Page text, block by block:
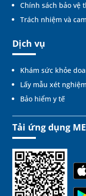
Chính sách bảo vệ
Trách nhiệm và
Dịch vụ
Khám sức khỏe
Lấy mẫu xét
Bảo hiểm y tế
Tải ứng dụng